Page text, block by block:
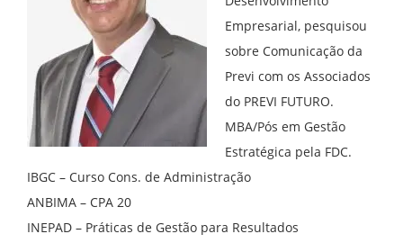
Empresarial, pesquisou
sobre Comunicação da
Previ com os Associados
do PREVI FUTURO.
MBA/Pós em Gestão
Estratégica pela FDC.
IBGC – Curso Cons. de Administração
ANBIMA – CPA 20
INEPAD – Práticas de Gestão para Resultados